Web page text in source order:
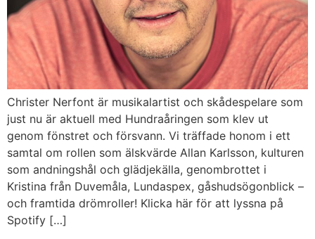
Christer Nerfont är musikalartist och skådespelare som
just nu är aktuell med Hundraåringen som klev ut
genom fönstret och försvann. Vi träffade honom i ett
samtal om rollen som älskvärde Allan Karlsson, kulturen
som andningshål och glädjekälla, genombrottet i
Kristina från Duvemåla, Lundaspex, gåshudsögonblick –
och framtida drömroller! Klicka här för att lyssna på
Spotify […]